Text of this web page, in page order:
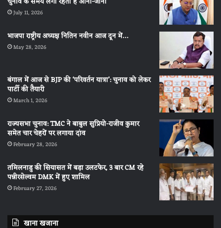
July 11, 2026
भाजपा राष्ट्रीय अध्यक्ष नितिन नवीन आज दून में…
May 28, 2026
बंगाल में आज से BJP की ‘परिवर्तन यात्रा’: चुनाव को लेकर
पार्टी की तैयारी
March 1, 2026
राज्यसभा चुनाव: TMC ने बाबुल सुप्रियो-राजीव कुमार
समेत चार चेहरों पर लगाया दांव
February 28, 2026
तमिलनाडु की सियासत में बड़ा उलटफेर, 3 बार CM रहे
पन्नीरसेल्वम DMK में हुए शामिल
February 27, 2026
खाना खजाना